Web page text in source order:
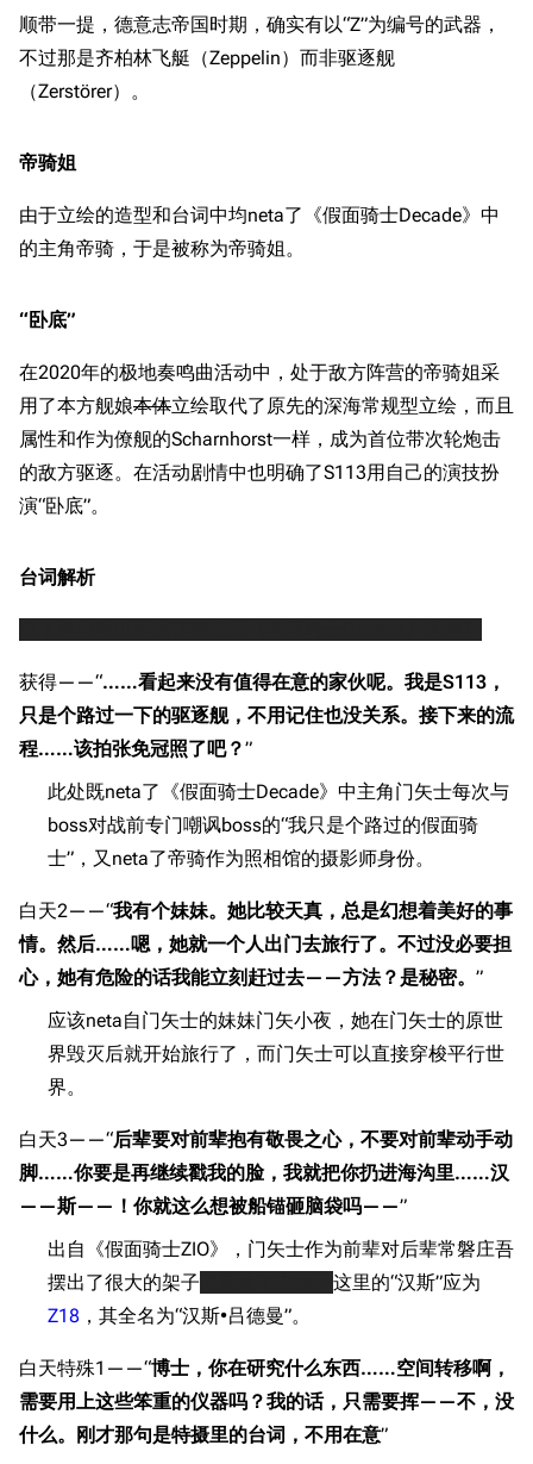
顺带一提，德意志帝国时期，确实有以“Z”为编号的武器，
不过那是齐柏林飞艇（Zeppelin）而非驱逐舰
（Zerstörer）。
帝骑姐
由于立绘的造型和台词中均neta了《假面骑士Decade》中
的主角帝骑，于是被称为帝骑姐。
“卧底”
在2020年的极地奏鸣曲活动中，处于敌方阵营的帝骑姐采
用了本方舰娘本体立绘取代了原先的深海常规型立绘，而且
属性和作为僚舰的Scharnhorst一样，成为首位带次轮炮击
的敌方驱逐。在活动剧情中也明确了S113用自己的演技扮
演“卧底”。
台词解析
获得——“……看起来没有值得在意的家伙呢。我是S113，
只是个路过一下的驱逐舰，不用记住也没关系。接下来的流
程……该拍张免冠照了吧？”
此处既neta了《假面骑士Decade》中主角门矢士每次与
boss对战前专门嘲讽boss的“我只是个路过的假面骑
士”，又neta了帝骑作为照相馆的摄影师身份。
白天2——“我有个妹妹。她比较天真，总是幻想着美好的事
情。然后……嗯，她就一个人出门去旅行了。不过没必要担
心，她有危险的话我能立刻赶过去——方法？是秘密。 ”
应该neta自门矢士的妹妹门矢小夜，她在门矢士的原世
界毁灭后就开始旅行了，而门矢士可以直接穿梭平行世
界。
白天3——“后辈要对前辈抱有敬畏之心，不要对前辈动手动
脚……你要是再继续戳我的脸，我就把你扔进海沟里……汉
——斯——！你就这么想被船锚砸脑袋吗——”
出自《假面骑士ZIO》，门矢士作为前辈对后辈常磐庄吾
摆出了很大的架子
这里的“汉斯”应为
Z18 ，其全名为“汉斯•吕德曼”。
白天特殊1——“博士，你在研究什么东西……空间转移啊，
需要用上这些笨重的仪器吗？我的话，只需要挥——不，没
什么。刚才那句是特摄里的台词，不用在意”